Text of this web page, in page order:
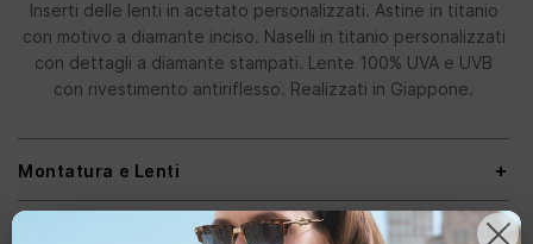
Inserti delle lenti in acetato personalizzati. Astine in titanio
con motivo a diamante inciso. Naselli in titanio personalizzati
con dettagli a diamante stampati. Lente 100% UVA e UVB
con rivestimento antiriflesso. Realizzati in Giappone.
Montatura e Lenti